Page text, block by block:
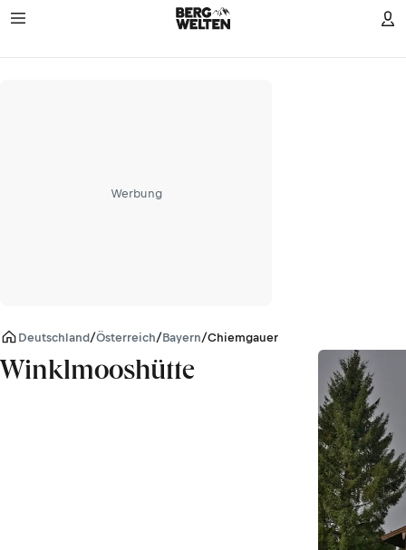
Werbung
Deutschland/Österreich/Bayern/Chiemgauer Alpen
Winklmooshütte